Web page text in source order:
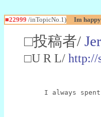
■22999 /inTopicNo.1) Im
□投稿者/
□U R L/ http://
I always